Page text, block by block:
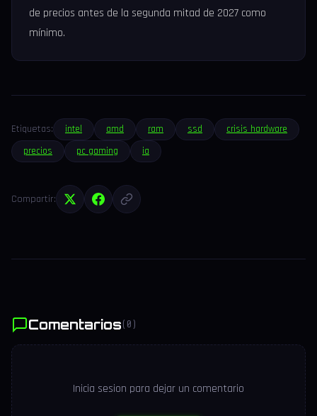
de precios antes de la segunda mitad de 2027 como
mínimo.
Etiquetas: intel amd ram ssd
crisis hardware
precios
pc gaming ia
Compartir:
Comentarios (0)
Inicia sesion para dejar un comentario